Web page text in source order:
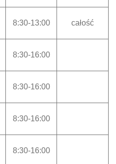
8:30-13:00 całość
8:30-16:00
8:30-16:00
8:30-16:00
8:30-16:00